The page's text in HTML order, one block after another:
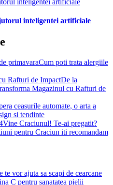
inteligentei artificiale
Cum poti trata alergiile
De la
Magazinul cu Rafturi de
ceasurile automate, o arta a
si tendinte
Vine Craciunul! Te-ai pregatit?
pentru Craciun iti recomandam
te vor ajuta sa scapi de cearcane
C pentru sanatatea pielii